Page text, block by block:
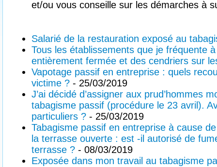
et/ou vous conseille sur les démarches à
Salarié de la restauration exposé au
Tous les établissements que je fréquente
entièrement fermée et des cendriers sur
Vapotage passif en entreprise : quels
victime ? - 25/03/2019
J’ai décidé d’assigner aux prud’hommes
tabagisme passif (procédure le 23 avril).
particuliers ? - 25/03/2019
Tabagisme passif en entreprise à cause
la terrasse ouverte : est -il autorisé de
terrasse ? - 08/03/2019
Exposée dans mon travail au tabagisme